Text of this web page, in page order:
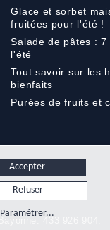
Glace et sorbet
fruitées pour l'été !
Salade de pâtes :
l'été
Tout savoir sur les
bienfaits
Purées de fruits et
Accepter
Refuser
Paramétrer...